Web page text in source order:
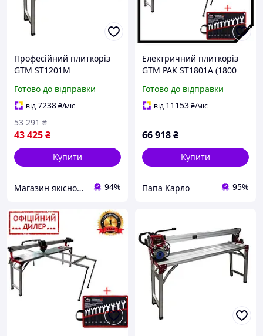
Професійний плиткоріз
GTM ST1201M
диск 120 см, довжина
1200мм
Готово до відправки
від7238₴/міс
43 425₴
53 291 ₴
Купити
Магазин якісного інструменту Tools Shop 24/7 94%
Електричний плиткоріз
GTM PAK ST1801A (1800
автоматична подача
Готово до відправки
від 11153₴/міс
66 918₴
Купити
Папа Карло 95%